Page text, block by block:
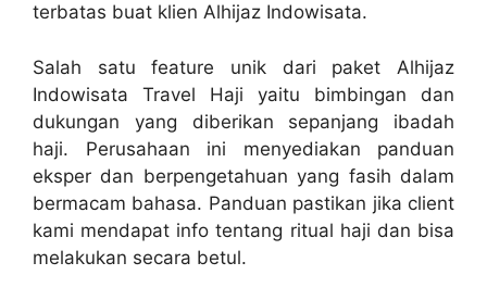
terbatas buat klien Alhijaz Indowisata.
Salah satu feature unik dari paket Alhijaz
Indowisata Travel Haji yaitu bimbingan dan
dukungan yang diberikan sepanjang ibadah
haji. Perusahaan ini menyediakan panduan
eksper dan berpengetahuan yang fasih dalam
bermacam bahasa. Panduan pastikan jika client
kami mendapat info tentang ritual haji dan bisa
melakukan secara betul.